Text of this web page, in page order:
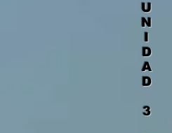
U
N
I
D
A
D
3